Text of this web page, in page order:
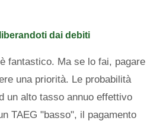
dai debiti
fantastico. Ma se lo fai, pagare
una priorità. Le probabilità
un alto tasso annuo effettivo
TAEG "basso", il pagamento